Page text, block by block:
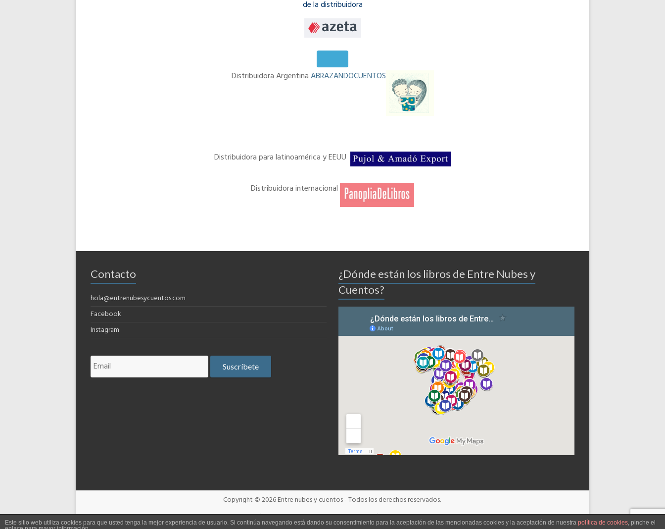
de la distribuidora
Distribuidora ArgentinaABRAZANDOCUENTOS
Distribuidora para latinoamérica y EEUU
Distribuidora internacional
Contacto
hola@entrenubesycuentos.com
Facebook
Instagram
¿Dónde están los libros de Entre Nubes y
Cuentos?
Copyright © 2026Entre nubes y cuentos- Todos los derechos reservados.
Términos y condiciones Aviso Legal Política de cookies
Este sitio web utiliza cookies para que usted tenga la mejor experiencia de usuario. Si continúa navegando está dando su consentimiento para la aceptación de las mencionadas cookies y la aceptación de nuestra política de cookies, pinche el